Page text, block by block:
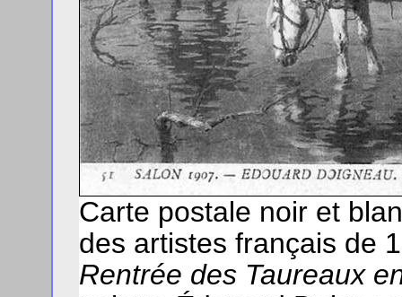
Carte postale noir et
des artistes français de
Rentrée des Taureaux